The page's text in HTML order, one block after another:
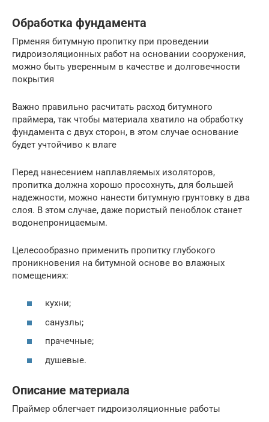
Обработка фундамента
Прменяя битумную пропитку при проведении
гидроизоляционных работ на основании сооружения,
можно быть уверенным в качестве и долговечности
покрытия
Важно правильно расчитать расход битумного
праймера, так чтобы материала хватило на обработку
фундамента с двух сторон, в этом случае основание
будет учтойчиво к влаге
Перед нанесением наплавляемых изоляторов,
пропитка должна хорошо просохнуть, для большей
надежности, можно нанести битумную грунтовку в два
слоя. В этом случае, даже пористый пеноблок станет
водонепроницаемым.
Целесообразно применить пропитку глубокого
проникновения на битумной основе во влажных
помещениях:
кухни;
санузлы;
прачечные;
душевые.
Описание материала
Праймер облегчает гидроизоляционные работы